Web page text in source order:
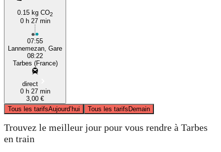
0.15 kg CO2
0 h 27 min
07:55
Lannemezan, Gare
08:22
Tarbes (France)
direct
0 h 27 min
3,00 €
Tous les tarifsAujourd’hui Tous les tarifsDemain
Trouvez le meilleur jour pour vous rendre à Tarbes
en train